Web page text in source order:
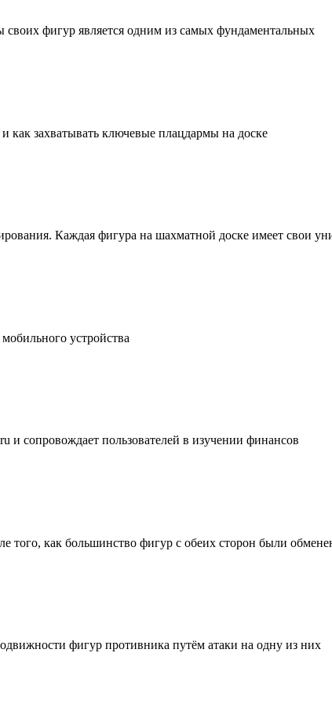
фигур является одним из самых фундаментальных
как захватывать ключевые плацдармы на доске
Каждая фигура на шахматной доске имеет свои
устройства
и сопровождает пользователей в изучении финансов
того, как большинство фигур с обеих сторон были
фигур противника путём атаки на одну из них